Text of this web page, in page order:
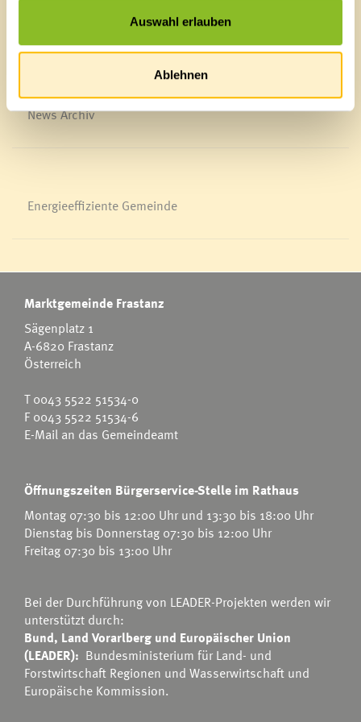
Auswahl erlauben
Ablehnen
Ortsplan
Veranstaltungskalender
Mediathek
News Archiv
Energieeffiziente Gemeinde
Marktgemeinde Frastanz
Sägenplatz 1
A-6820 Frastanz
Österreich
T0043 5522 51534-0
F 0043 5522 51534-6
E-Mail an das Gemeindeamt
Öffnungszeiten Bürgerservice-Stelle im Rathaus
Montag 07:30 bis 12:00 Uhr und 13:30 bis 18:00 Uhr
Dienstag bis Donnerstag 07:30 bis 12:00 Uhr
Freitag 07:30 bis 13:00 Uhr
Bei der Durchführung von LEADER-Projekten werden wir
unterstützt durch:
Bund, Land Vorarlberg und Europäischer Union
(LEADER): Bundesministerium für Land- und
Forstwirtschaft Regionen und Wasserwirtschaft und
Europäische Kommission.